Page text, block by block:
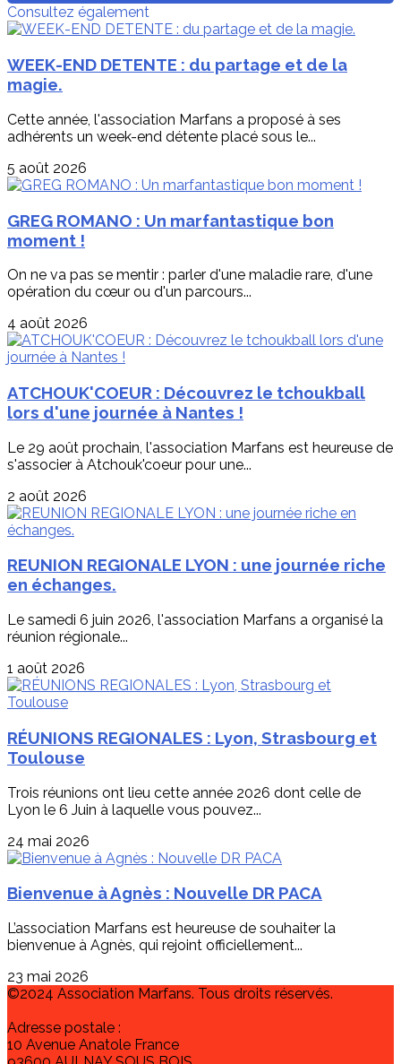
Consultez également
WEEK-END DETENTE : du partage et de la
magie.
Cette année, l'association Marfans a proposé à ses
adhérents un week-end détente placé sous le...
5 août 2026
GREG ROMANO : Un marfantastique bon
moment !
On ne va pas se mentir : parler d'une maladie rare, d'une
opération du cœur ou d'un parcours...
4 août 2026
ATCHOUK'COEUR : Découvrez le tchoukball
lors d'une journée à Nantes !
Le 29 août prochain, l'association Marfans est heureuse de
s'associer à Atchouk'coeur pour une...
2 août 2026
REUNION REGIONALE LYON : une journée riche
en échanges.
Le samedi 6 juin 2026, l'association Marfans a organisé la
réunion régionale...
1 août 2026
RÉUNIONS REGIONALES : Lyon, Strasbourg et
Toulouse
Trois réunions ont lieu cette année 2026 dont celle de
Lyon le 6 Juin à laquelle vous pouvez...
24 mai 2026
Bienvenue à Agnès : Nouvelle DR PACA
L’association Marfans est heureuse de souhaiter la
bienvenue à Agnès, qui rejoint officiellement...
23 mai 2026
©2024 Association Marfans. Tous droits réservés.
Adresse postale :
10 Avenue Anatole France